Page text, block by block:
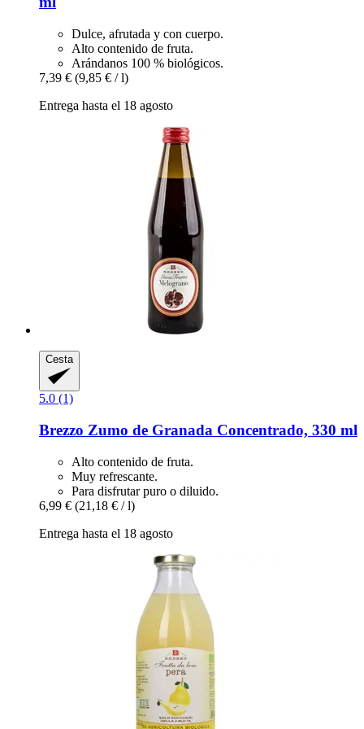
Dulce, afrutada y con cuerpo.
Alto contenido de fruta.
Arándanos 100 % biológicos.
7,39 € (9,85 € / l)
Entrega hasta el 18 agosto
Cesta
5.0 (1)
Brezzo Zumo de Granada Concentrado, 330 ml
Alto contenido de fruta.
Muy refrescante.
Para disfrutar puro o diluido.
6,99 € (21,18 € / l)
Entrega hasta el 18 agosto